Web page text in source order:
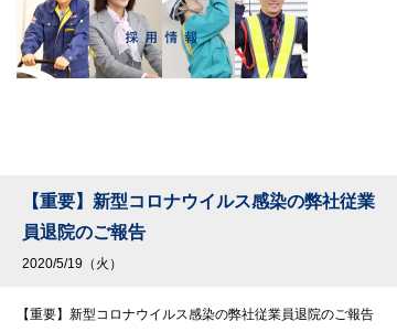
【重要】新型コロナウイルス感染の弊社従業
員退院のご報告
2020/5/19（火）
【重要】新型コロナウイルス感染の弊社従業員退院のご報告